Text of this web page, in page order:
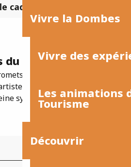
Vivre la Dombes
Vivre des
Les animations
Tourisme
Découvrir
cadre de ...
du Parc des Oiseaux
encore des moments
le public, la musique et
symbiose. Cette année